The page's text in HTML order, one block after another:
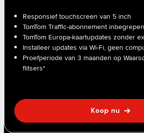
Responsief touchscreen van 5 inch
TomTom Traffic-abonnement inbegrepen
TomTom Europa-kaartupdates zonder
Installeer updates via Wi-Fi, geen
Proefperiode van 3 maanden op
flitsers*
Koop nu